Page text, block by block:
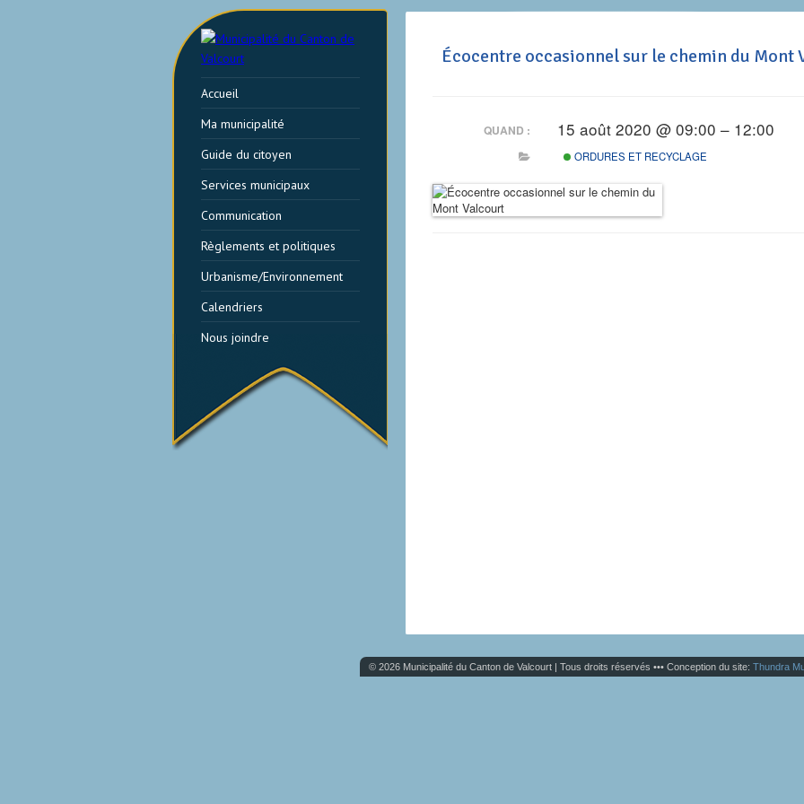
Écocentre occasionnel sur le chemin du Mont
QUAND : 15 août 2020 @ 09:00 – 12:00
ORDURES ET RECYCLAGE
Accueil
Ma municipalité
Guide du citoyen
Services municipaux
Communication
Règlements et politiques
Urbanisme/Environnement
Calendriers
Nous joindre
© 2026 Municipalité du Canton de Valcourt | Tous droits réservés ••• Conception du site: Thundra